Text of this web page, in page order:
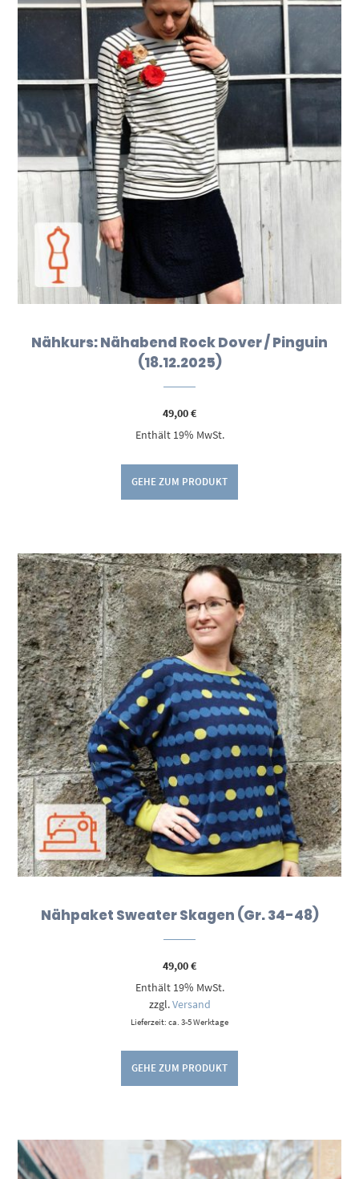
Nähkurs: Nähabend Rock Dover / Pinguin
(18.12.2025)
49,00€
Enthält 19% MwSt.
GEHE ZUM PRODUKT
Nähpaket Sweater Skagen (Gr. 34-48)
49,00€
Enthält 19% MwSt.
zzgl.Versand
Lieferzeit: ca. 3-5 Werktage
GEHE ZUM PRODUKT